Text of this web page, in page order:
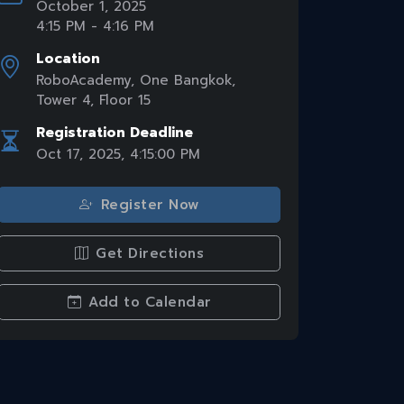
October 1, 2025
4:15 PM - 4:16 PM
Location
RoboAcademy, One Bangkok,
Tower 4, Floor 15
Registration Deadline
Oct 17, 2025, 4:15:00 PM
Register Now
Get Directions
Add to Calendar